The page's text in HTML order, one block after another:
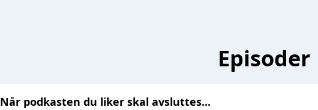
Episoder
Når podkasten du liker skal avsluttes...